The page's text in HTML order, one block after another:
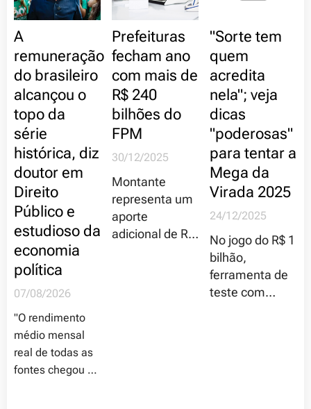
A
remuneração
do brasileiro
alcançou o
topo da
série
histórica, diz
doutor em
Direito
Público e
estudioso da
economia
política
07/08/2026
"O rendimento
médio mensal
real de todas as
fontes chegou a
Prefeituras
fecham ano
com mais de
R$ 240
bilhões do
FPM
30/12/2025
Montante
representa um
aporte
adicional de R$
"Sorte tem
quem
acredita
nela"; veja
dicas
"poderosas"
para tentar a
Mega da
Virada 2025
24/12/2025
No jogo do R$ 1
bilhão,
ferramenta de
teste com